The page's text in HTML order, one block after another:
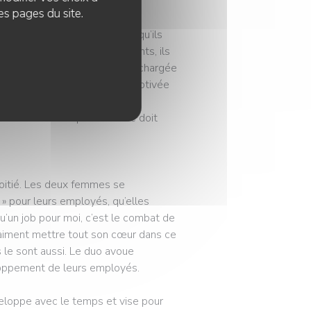
pages du site.
: « Je dis à mes employés qu’ils
bon contact avec nos clients, ils
contre les préjugés. » La chargée
chez nous est souvent motivée
être visible et personne ne doit
Les deux femmes se
pour leurs employés, qu’elles
job pour moi, c’est le combat de
mettre tout son cœur dans ce
sont aussi. Le duo avoue
de leurs employés.
avec le temps et vise pour